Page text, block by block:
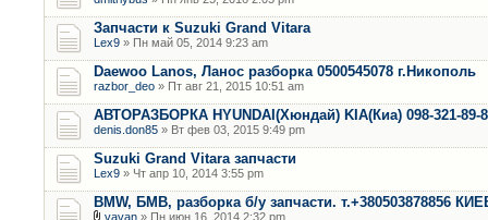
Запчасти к Suzuki Grand Vitara
Lex9 » Пн май 05, 2014 9:23 am
Daewoo Lanos, Ланос разборка 0500545078 г.Никополь
razbor_deo » Пт авг 21, 2015 10:51 am
АВТОРАЗБОРКА HYUNDAI(Хюндай) KIA(Киа) 098-321-89-
denis.don85 » Вт фев 03, 2015 9:49 pm
Suzuki Grand Vitara запчасти
Lex9 » Чт апр 10, 2014 3:55 pm
BMW, БМВ, разборка б/у запчасти. т.+380503878856
vavan » Пн июн 16, 2014 2:32 pm